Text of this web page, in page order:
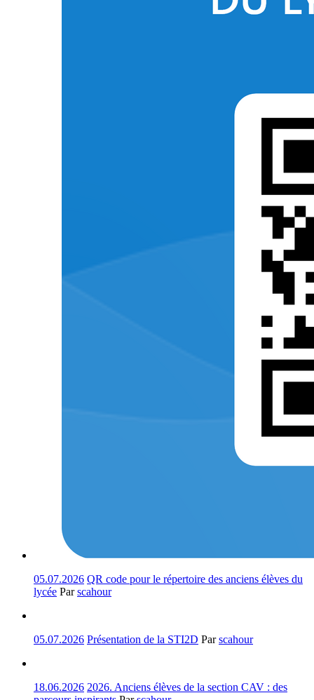
05.07.2026 QR code pour le répertoire des anciens élèves du
lycée Parscahour
05.07.2026 Présentation de la STI2D Parscahour
18.06.2026 2026. Anciens élèves de la section CAV : des